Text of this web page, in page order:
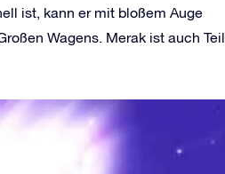
ist, kann er mit bloßem Auge
Wagens. Merak ist auch Teil